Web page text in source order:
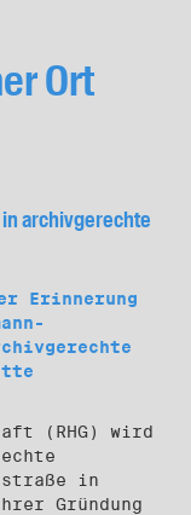
Ort
archivgerechte
Erinnerung
(RHG) wird
in
Gründung